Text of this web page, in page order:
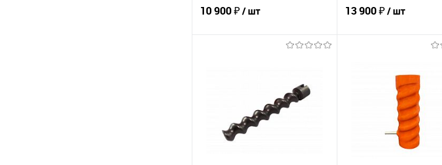
10 900 ₽/ шт
К сравнению
В избранное
Под заказ
13 900 ₽/ шт
Купить в 1 клик
В избранное